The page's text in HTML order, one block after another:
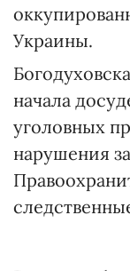
Украины.
начала
уголовных
нарушения